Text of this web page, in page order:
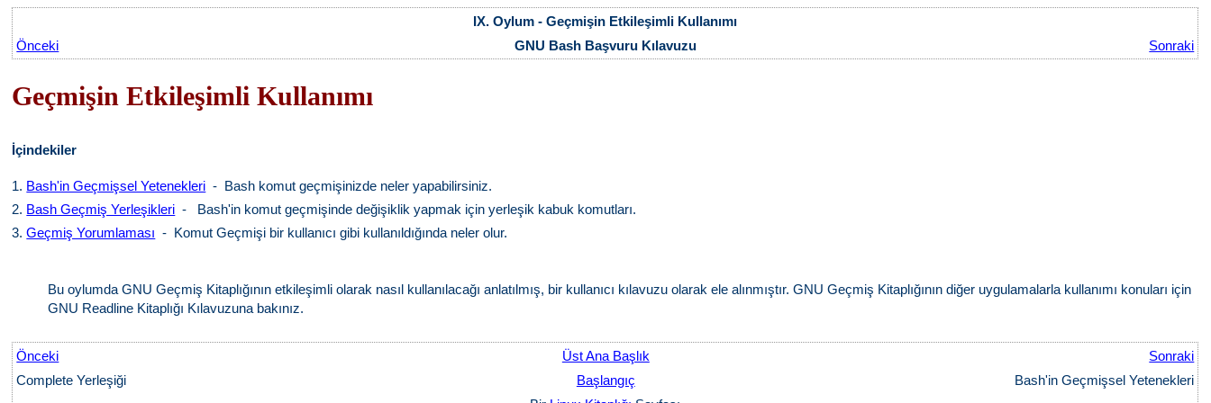
IX. Oylum - Geçmişin Etkileşimli Kullanımı
Önceki
GNU Bash Başvuru Kılavuzu Sonraki
Geçmişin Etkileşimli Kullanımı
İçindekiler
1. Bash'in Geçmişsel Yetenekleri - Bash komut geçmişinizde neler yapabilirsiniz.
2. Bash Geçmiş Yerleşikleri - Bash'in komut geçmişinde değişiklik yapmak için yerleşik kabuk komutları.
3.Geçmiş Yorumlaması - Komut Geçmişi bir kullanıcı gibi kullanıldığında neler olur.
Bu oylumda GNU Geçmiş Kitaplığının etkileşimli olarak nasıl kullanılacağı anlatılmış, bir kullanıcı kılavuzu olarak ele alınmıştır. GNU Geçmiş Kitaplığının diğer uygulamalarla kullanımı konuları için
GNU Readline Kitaplığı Kılavuzuna bakınız.
Önceki Üst Ana Başlık
Sonraki
Complete Yerleşiği
Başlangıç
Bash'in Geçmişsel Yetenekleri